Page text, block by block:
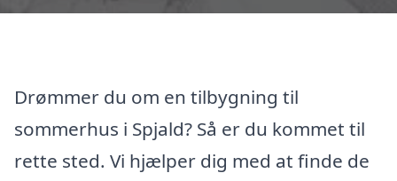
Drømmer du om en tilbygning til
sommerhus i Spjald? Så er du kommet til
rette sted. Vi hjælper dig med at finde de